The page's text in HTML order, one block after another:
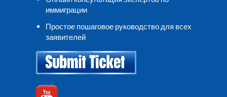
иммиграции
Простое пошаговое руководство для всех
заявителей